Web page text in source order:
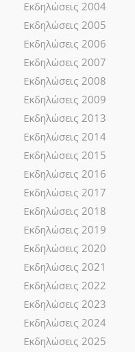
Εκδηλώσεις 2004
Εκδηλώσεις 2005
Εκδηλώσεις 2006
Εκδηλώσεις 2007
Εκδηλώσεις 2008
Εκδηλώσεις 2009
Εκδηλώσεις 2013
Εκδηλώσεις 2014
Εκδηλώσεις 2015
Εκδηλώσεις 2016
Εκδηλώσεις 2017
Εκδηλώσεις 2018
Εκδηλώσεις 2019
Εκδηλώσεις 2020
Εκδηλώσεις 2021
Εκδηλώσεις 2022
Εκδηλώσεις 2023
Εκδηλώσεις 2024
Εκδηλώσεις 2025